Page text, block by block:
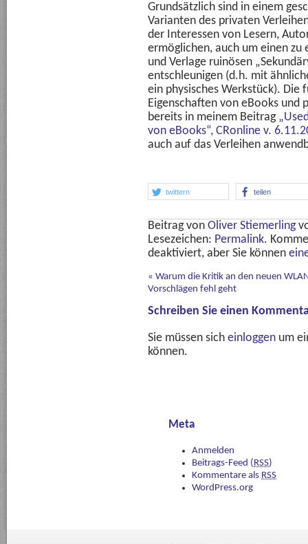
Grundsätzlich sind in einem
Varianten des privaten
der Interessen von Lesern,
ermöglichen, auch um einen
und Verlage ruinösen
entschleunigen (d.h. mit
ein physisches Werkstück). Die
Eigenschaften von eBooks und
bereits in meinem Beitrag
von eBooks“, CRonline v.
auch auf das Verleihen
twittern teilen
Beitrag von Oliver Stiemerling
Lesezeichen: Permalink.
deaktiviert, aber Sie können
« Warum die Kritik an den neuen
Vorschlägen fehl geht
Schreiben Sie einen
Sie müssen sich einloggen um
können.
Meta
Anmelden
Beitrags-Feed (RSS)
Kommentare als RSS
WordPress.org